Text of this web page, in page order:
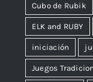
Cubo de Rubik
ELK and RUBY
iniciación
Juegos